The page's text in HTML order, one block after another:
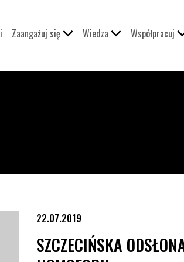
Zaangażuj się Wiedza Współpracuj
22.07.2019
SZCZECIŃSKA